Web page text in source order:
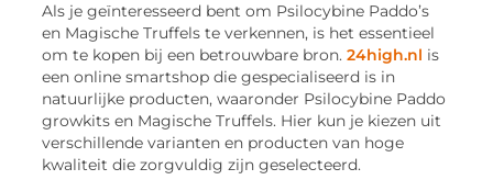
Als je geïnteresseerd bent om Psilocybine Paddo’s
en Magische Truffels te verkennen, is het essentieel
om te kopen bij een betrouwbare bron. 24high.nl is
een online smartshop die gespecialiseerd is in
natuurlijke producten, waaronder Psilocybine Paddo
growkits en Magische Truffels. Hier kun je kiezen uit
verschillende varianten en producten van hoge
kwaliteit die zorgvuldig zijn geselecteerd.